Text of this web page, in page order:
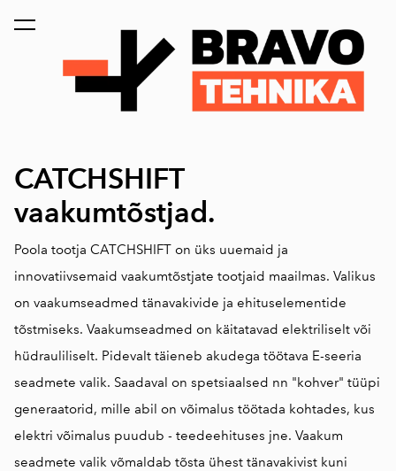
lisati ostukorvi. Vaata ostukorvi
CATCHSHIFT
vaakumtõstjad.
Poola tootja CATCHSHIFT on üks uuemaid ja
innovatiivsemaid vaakumtõstjate tootjaid maailmas. Valikus
on vaakumseadmed tänavakivide ja ehituselementide
tõstmiseks. Vaakumseadmed on käitatavad elektriliselt või
hüdrauliliselt. Pidevalt täieneb akudega töötava E-seeria
seadmete valik. Saadaval on spetsiaalsed nn "kohver" tüüpi
generaatorid, mille abil on võimalus töötada kohtades, kus
elektri võimalus puudub - teedeehituses jne. Vaakum
seadmete valik võmaldab tõsta ühest tänavakivist kuni